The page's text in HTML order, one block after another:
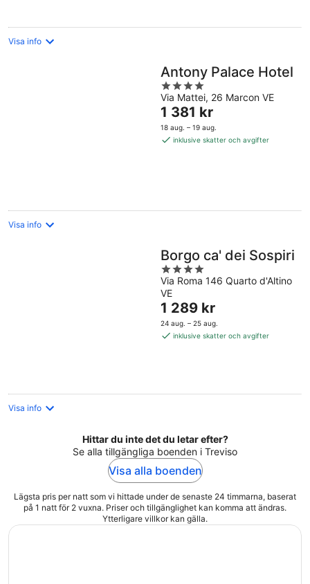
Visa info
Antony Palace Hotel
4
out
of
5
Via Mattei, 26 Marcon VE
Priset
är
1 381 kr
1 381 kr
18 aug. – 19 aug.
inklusive skatter och avgifter
Visa info
Borgo ca' dei Sospiri
4
out
of
5
Via Roma 146 Quarto d'Altino
VE
Priset
är
1 289 kr
1 289 kr
24 aug. – 25 aug.
inklusive skatter och avgifter
Visa info
Hittar du inte det du letar efter?
Se alla tillgängliga boenden i Treviso
Visa alla boenden
Lägsta pris per natt som vi hittade under de senaste 24 timmarna, baserat
på 1 natt för 2 vuxna. Priser och tillgänglighet kan komma att ändras.
Ytterligare villkor kan gälla.